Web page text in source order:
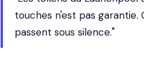
touches n'est pas garantie.
passent sous silence."